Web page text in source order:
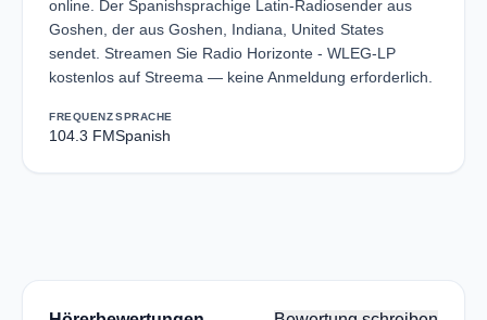
online. Der Spanishsprachige Latin-Radiosender aus
Goshen, der aus Goshen, Indiana, United States
sendet. Streamen Sie Radio Horizonte - WLEG-LP
kostenlos auf Streema — keine Anmeldung erforderlich.
FREQUENZ
104.3 FM
SPRACHE
Spanish